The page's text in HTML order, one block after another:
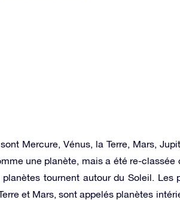
Mercure, Vénus, la Terre, Mars,
une planète, mais a été re-classée
tournent autour du Soleil. Les
et Mars, sont appelés planètes